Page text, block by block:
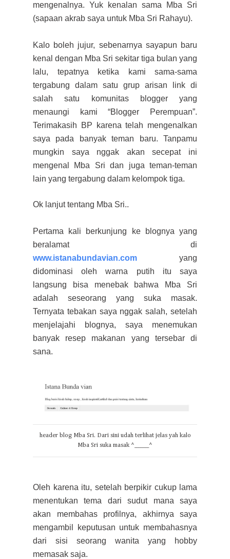
mengenalnya. Yuk kenalan sama Mba Sri
(sapaan akrab saya untuk Mba Sri Rahayu).
Kalo boleh jujur, sebenarnya sayapun baru
kenal dengan Mba Sri sekitar tiga bulan yang
lalu, tepatnya ketika kami sama-sama
tergabung dalam satu grup arisan link di
salah satu komunitas blogger yang
menaungi kami “Blogger Perempuan”.
Terimakasih BP karena telah mengenalkan
saya pada banyak teman baru. Tanpamu
mungkin saya nggak akan secepat ini
mengenal Mba Sri dan juga teman-teman
lain yang tergabung dalam kelompok tiga.
Ok lanjut tentang Mba Sri..
Pertama kali berkunjung ke blognya yang
beralamat di
www.istanabundavian.com
yang
didominasi oleh warna putih itu saya
langsung bisa menebak bahwa Mba Sri
adalah seseorang yang suka masak.
Ternyata tebakan saya nggak salah, setelah
menjelajahi blognya, saya menemukan
banyak resep makanan yang tersebar di
sana.
header blog Mba Sri. Dari sini udah terlihat jelas yah kalo
Mba Sri suka masak ^_______^
Oleh karena itu, setelah berpikir cukup lama
menentukan tema dari sudut mana saya
akan membahas profilnya, akhirnya saya
mengambil keputusan untuk membahasnya
dari sisi seorang wanita yang hobby
memasak saja.